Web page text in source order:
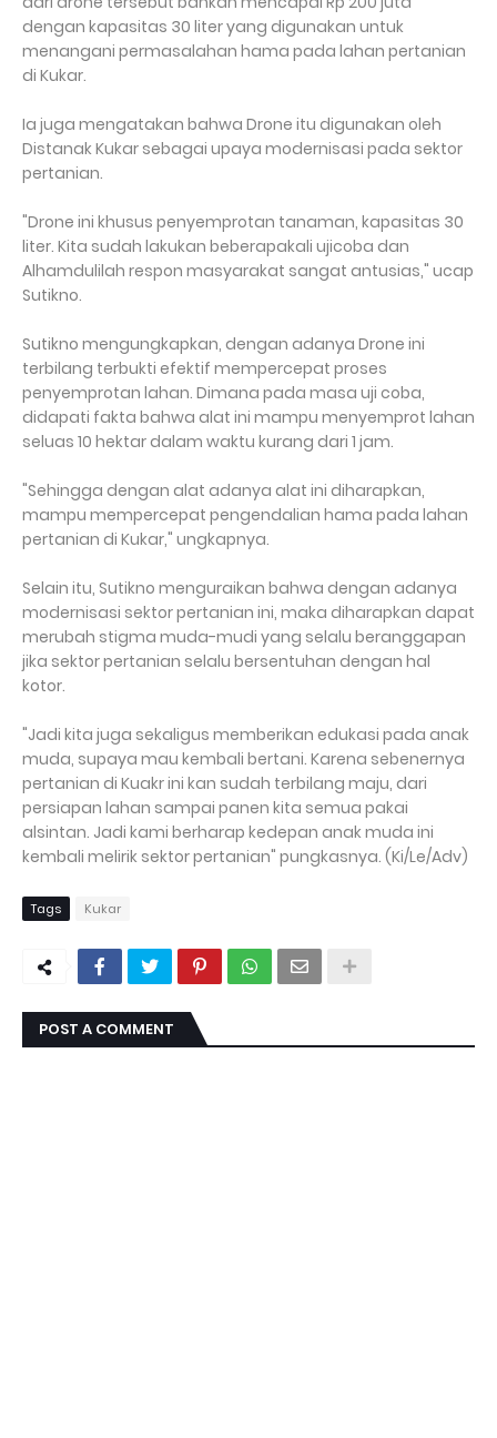
dengan kapasitas 30 liter yang digunakan untuk
menangani permasalahan hama pada lahan pertanian
di Kukar.
Ia juga mengatakan bahwa Drone itu digunakan oleh
Distanak Kukar sebagai upaya modernisasi pada sektor
pertanian.
"Drone ini khusus penyemprotan tanaman, kapasitas 30
liter. Kita sudah lakukan beberapakali ujicoba dan
Alhamdulilah respon masyarakat sangat antusias," ucap
Sutikno.
Sutikno mengungkapkan, dengan adanya Drone ini
terbilang terbukti efektif mempercepat proses
penyemprotan lahan. Dimana pada masa uji coba,
didapati fakta bahwa alat ini mampu menyemprot lahan
seluas 10 hektar dalam waktu kurang dari 1 jam.
"Sehingga dengan alat adanya alat ini diharapkan,
mampu mempercepat pengendalian hama pada lahan
pertanian di Kukar," ungkapnya.
Selain itu, Sutikno menguraikan bahwa dengan adanya
modernisasi sektor pertanian ini, maka diharapkan dapat
merubah stigma muda-mudi yang selalu beranggapan
jika sektor pertanian selalu bersentuhan dengan hal
kotor.
"Jadi kita juga sekaligus memberikan edukasi pada anak
muda, supaya mau kembali bertani. Karena sebenernya
pertanian di Kuakr ini kan sudah terbilang maju, dari
persiapan lahan sampai panen kita semua pakai
alsintan. Jadi kami berharap kedepan anak muda ini
kembali melirik sektor pertanian" pungkasnya. (Ki/Le/Adv)
Tags Kukar
POST A COMMENT